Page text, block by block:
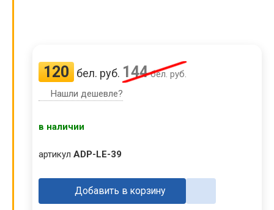
120 бел. руб. 144бел. руб.
Нашли дешевле?
в наличии
артикул ADP-LE-39
Добавить в корзину